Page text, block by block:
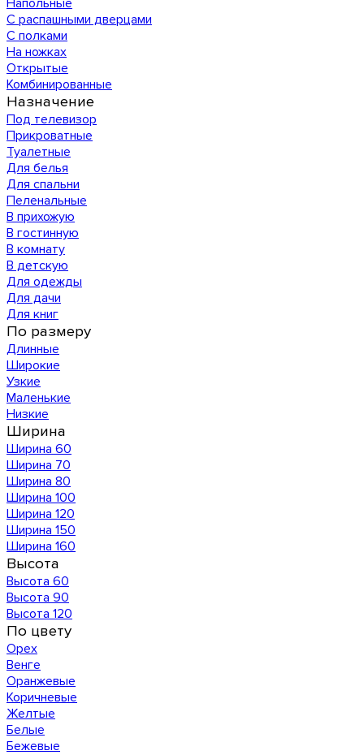
Напольные
С распашными дверцами
С полками
На ножках
Открытые
Комбинированные
Назначение
Под телевизор
Прикроватные
Туалетные
Для белья
Для спальни
Пеленальные
В прихожую
В гостинную
В комнату
В детскую
Для одежды
Для дачи
Для книг
По размеру
Длинные
Широкие
Узкие
Маленькие
Низкие
Ширина
Ширина 60
Ширина 70
Ширина 80
Ширина 100
Ширина 120
Ширина 150
Ширина 160
Высота
Высота 60
Высота 90
Высота 120
По цвету
Орех
Венге
Оранжевые
Коричневые
Желтые
Белые
Бежевые